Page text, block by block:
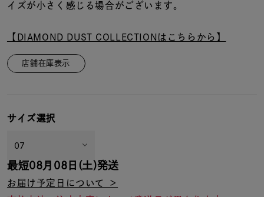
価格 ¥0
イズが小さく感じる場合がございます。
【DIAMOND DUST COLLECTIONはこちらから】
店舗在庫表示
サイズ選択
最短08月08日(土)発送
お届け予定日について ＞